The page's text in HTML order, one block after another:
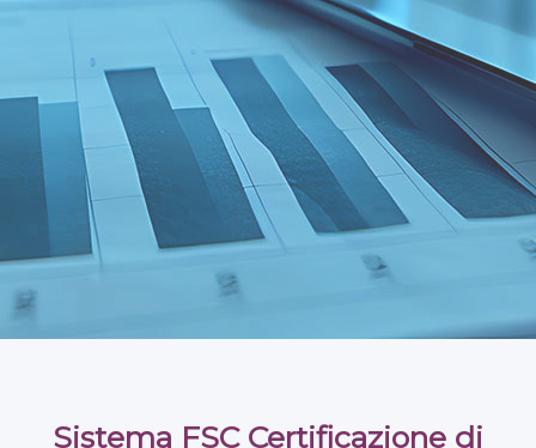
Sistema FSC Certificazione di